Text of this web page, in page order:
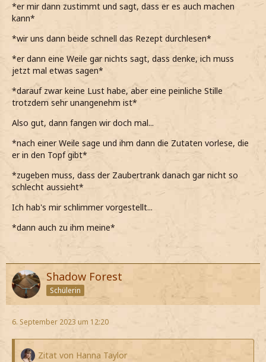
*er mir dann zustimmt und sagt, dass er es auch machen
kann*
*wir uns dann beide schnell das Rezept durchlesen*
*er dann eine Weile gar nichts sagt, dass denke, ich muss
jetzt mal etwas sagen*
*darauf zwar keine Lust habe, aber eine peinliche Stille
trotzdem sehr unangenehm ist*
Also gut, dann fangen wir doch mal...
*nach einer Weile sage und ihm dann die Zutaten vorlese, die
er in den Topf gibt*
*zugeben muss, dass der Zaubertrank danach gar nicht so
schlecht aussieht*
Ich hab's mir schlimmer vorgestellt...
*dann auch zu ihm meine*
Shadow Forest
Schülerin
6. September 2023 um 12:20
Zitat von Hanna Taylor